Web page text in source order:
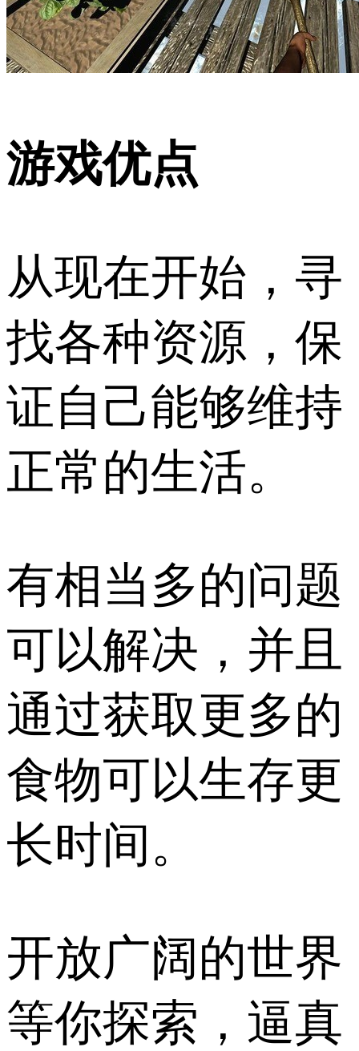
游戏优点
从现在开始，寻
找各种资源，保
证自己能够维持
正常的生活。
有相当多的问题
可以解决，并且
通过获取更多的
食物可以生存更
长时间。
开放广阔的世界
等你探索，逼真